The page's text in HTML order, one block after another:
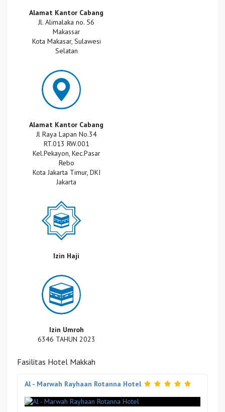
Alamat Kantor Cabang
Jl. Alimalaka no. 56
Makassar
Kota Makasar, Sulawesi
Selatan
Alamat Kantor Cabang
Jl Raya Lapan No.34
RT.013 RW.001
Kel.Pekayon, Kec.Pasar
Rebo
Kota Jakarta Timur, DKI
Jakarta
Izin Haji
Izin Umroh
6346 TAHUN 2023
Fasilitas Hotel Makkah
Al - Marwah Rayhaan Rotanna Hotel